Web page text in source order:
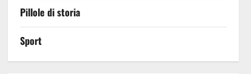
Pillole di storia
Sport